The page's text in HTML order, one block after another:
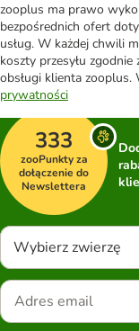
zooplus ma prawo
bezpośrednich ofert
usług. W każdej chwili
koszty przesyłu
obsługi klienta zooplus.
prywatności
333
zooPunkty za
dołączenie do
Newslettera
Wybierz zwierzę